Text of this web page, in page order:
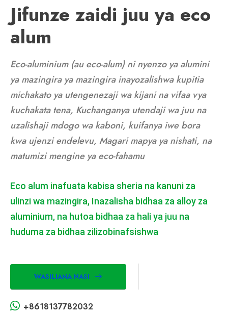
Jifunze zaidi juu ya eco
alum
Eco-aluminium (au eco-alum) ni nyenzo ya alumini
ya mazingira ya mazingira inayozalishwa kupitia
michakato ya utengenezaji wa kijani na vifaa vya
kuchakata tena, Kuchanganya utendaji wa juu na
uzalishaji mdogo wa kaboni, kuifanya iwe bora
kwa ujenzi endelevu, Magari mapya ya nishati, na
matumizi mengine ya eco-fahamu
Eco alum inafuata kabisa sheria na kanuni za
ulinzi wa mazingira, Inazalisha bidhaa za alloy za
aluminium, na hutoa bidhaa za hali ya juu na
huduma za bidhaa zilizobinafsishwa
WASILIANA NASI
+8618137782032